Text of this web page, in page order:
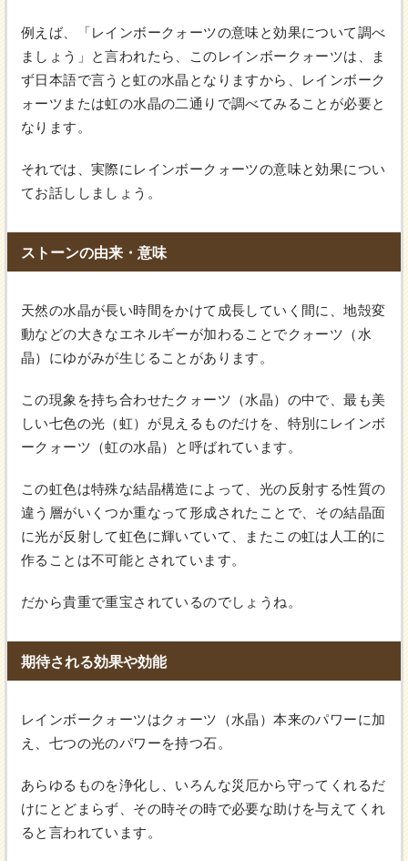
例えば、「レインボークォーツの意味と効果について調べ
ましょう」と言われたら、このレインボークォーツは、ま
ず日本語で言うと虹の水晶となりますから、レインボーク
ォーツまたは虹の水晶の二通りで調べてみることが必要と
なります。
それでは、実際にレインボークォーツの意味と効果につい
てお話ししましょう。
ストーンの由来・意味
天然の水晶が長い時間をかけて成長していく間に、地殻変
動などの大きなエネルギーが加わることでクォーツ（水
晶）にゆがみが生じることがあります。
この現象を持ち合わせたクォーツ（水晶）の中で、最も美
しい七色の光（虹）が見えるものだけを、特別にレインボ
ークォーツ（虹の水晶）と呼ばれています。
この虹色は特殊な結晶構造によって、光の反射する性質の
違う層がいくつか重なって形成されたことで、その結晶面
に光が反射して虹色に輝いていて、またこの虹は人工的に
作ることは不可能とされています。
だから貴重で重宝されているのでしょうね。
期待される効果や効能
レインボークォーツはクォーツ（水晶）本来のパワーに加
え、七つの光のパワーを持つ石。
あらゆるものを浄化し、いろんな災厄から守ってくれるだ
けにとどまらず、その時その時で必要な助けを与えてくれ
ると言われています。